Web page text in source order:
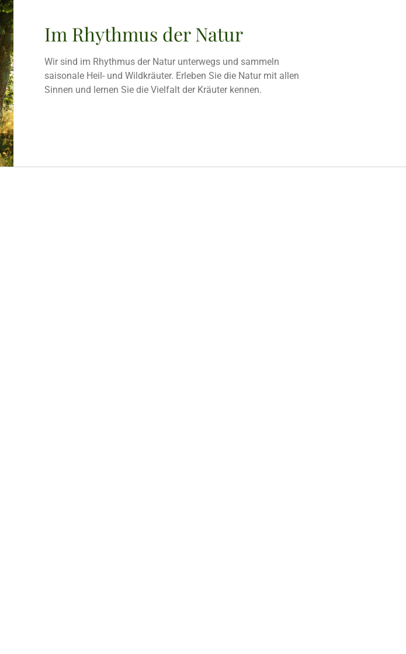
Im Rhythmus der Natur
Wir sind im Rhythmus der Natur unterwegs und sammeln
saisonale Heil- und Wildkräuter. Erleben Sie die Natur mit allen
Sinnen und lernen Sie die Vielfalt der Kräuter kennen.